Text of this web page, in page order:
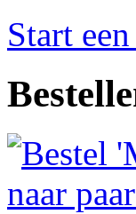
Start